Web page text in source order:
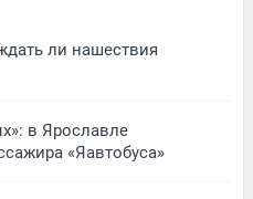
ли нашествия
в Ярославле
«Яавтобуса»